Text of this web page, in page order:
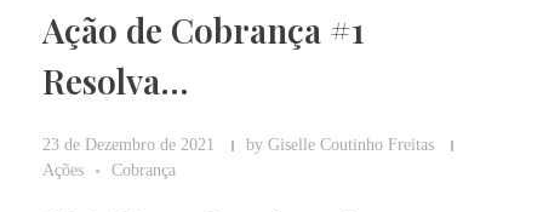
Ação de Cobrança #1
Resolva…
23 de Dezembro de 2021 by Giselle Coutinho Freitas
Ações
Cobrança